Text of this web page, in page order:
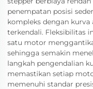
penempatan posisi
kompleks dengan kurva
terkendali. Fleksibilitas
satu motor
sehingga semakin
langkah pengendalian
memastikan setiap
memenuhi standar